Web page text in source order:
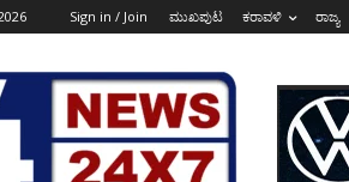
Sign in / Join ಮುಖಪುಟ ಕರಾವಳಿ ರಾಜ್ಯ